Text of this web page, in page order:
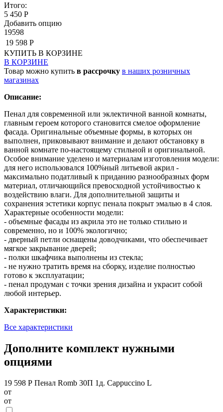
Итого:
5 450 Р
Добавить опцию
19598
19 598 Р
КУПИТЬ В КОРЗИНЕ
В КОРЗИНЕ
Товар можно купить в рассрочку в наших розничных
магазинах
Описание:
Пенал для современной или эклектичной ванной комнаты,
главным героем которого становится смелое оформление
фасада. Оригинальные объемные формы, в которых он
выполнен, приковывают внимание и делают обстановку в
ванной комнате по-настоящему стильной и оригинальной.
Особое внимание уделено и материалам изготовления модели:
для него использовался 100%ный литьевой акрил -
максимально податливый к приданию разнообразных форм
материал, отличающийся превосходной устойчивостью к
воздействию влаги. Для дополнительной защиты и
сохранения эстетики корпус пенала покрыт эмалью в 4 слоя.
Характерные особенности модели:
- объемные фасады из акрила это не только стильно и
современно, но и 100% экологично;
- дверный петли оснащены доводчиками, что обеспечивает
мягкое закрывание дверей;
- полки шкафчика выполнены из стекла;
- не нужно тратить время на сборку, изделие полностью
готово к эксплуатации;
- пенал продуман с точки зрения дизайна и украсит собой
любой интерьер.
Характеристики:
Все характеристики
Дополните комплект нужными
опциями
19 598 Р Пенал Romb 30П 1д. Cappuccino L
от
от